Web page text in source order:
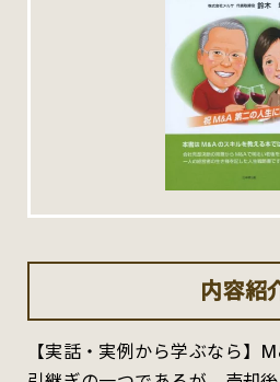
内容紹
【実話・実例から学ぶなら】